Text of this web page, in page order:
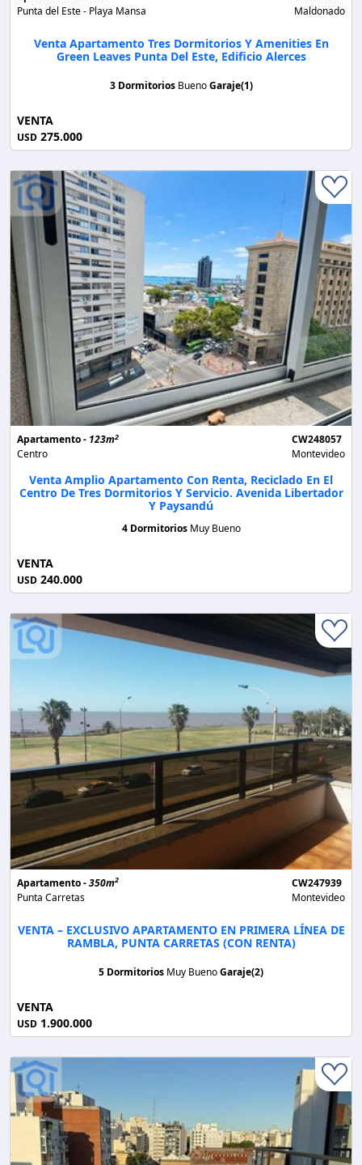
Punta del Este - Playa Mansa
Maldonado
Venta Apartamento Tres Dormitorios Y Amenities En
Green Leaves Punta Del Este, Edificio Alerces
3 Dormitorios BuenoGaraje(1)
VENTA
USD 275.000
Apartamento - 123m2
Centro
CW248057
Montevideo
Venta Amplio Apartamento Con Renta, Reciclado En El
Centro De Tres Dormitorios Y Servicio. Avenida Libertador
Y Paysandú
4 Dormitorios Muy Bueno
VENTA
USD 240.000
Apartamento -350m2
Punta Carretas
CW247939
Montevideo
VENTA – EXCLUSIVO APARTAMENTO EN PRIMERA LÍNEA DE
RAMBLA, PUNTA CARRETAS (CON RENTA)
5 Dormitorios Muy BuenoGaraje(2)
VENTA
USD 1.900.000